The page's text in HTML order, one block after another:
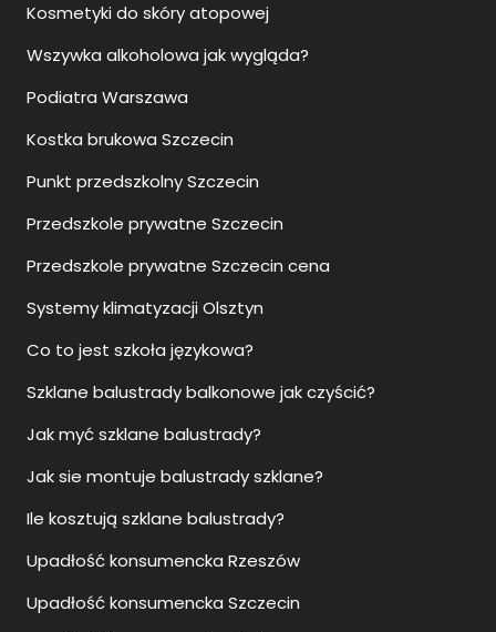
Kosmetyki do skóry atopowej
Wszywka alkoholowa jak wygląda?
Podiatra Warszawa
Kostka brukowa Szczecin
Punkt przedszkolny Szczecin
Przedszkole prywatne Szczecin
Przedszkole prywatne Szczecin cena
Systemy klimatyzacji Olsztyn
Co to jest szkoła językowa?
Szklane balustrady balkonowe jak czyścić?
Jak myć szklane balustrady?
Jak sie montuje balustrady szklane?
Ile kosztują szklane balustrady?
Upadłość konsumencka Rzeszów
Upadłość konsumencka Szczecin